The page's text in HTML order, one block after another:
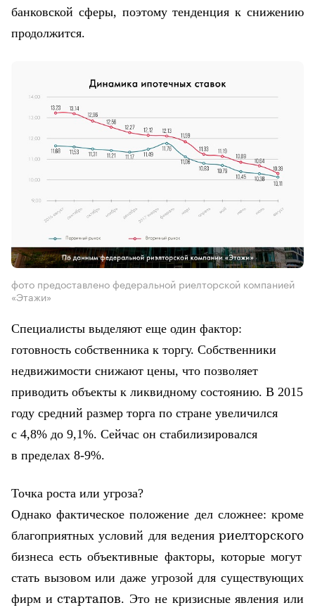
банковской сферы, поэтому тенденция к снижению
продолжится.
фото предоставлено федеральной риелторской компанией
«Этажи»
Специалисты выделяют еще один фактор:
готовность собственника к торгу. Собственники
недвижимости снижают цены, что позволяет
приводить объекты к ликвидному состоянию. В 2015
году средний размер торга по стране увеличился
с 4,8% до 9,1%. Сейчас он стабилизировался
в пределах 8-9%.
Точка роста или угроза?
Однако фактическое положение дел сложнее: кроме
благоприятных условий для ведения риелторского
бизнеса есть объективные факторы, которые могут
стать вызовом или даже угрозой для существующих
фирм истартапов. Это не кризисные явления или